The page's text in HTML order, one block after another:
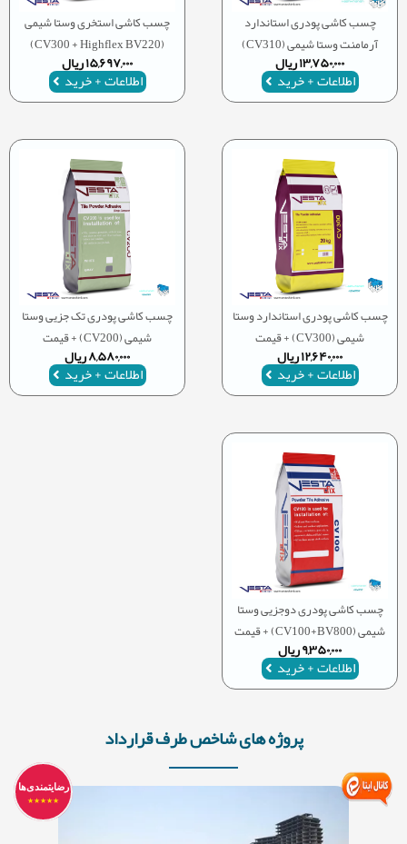
چسب کاشی پودری استاندارد
آرمامنت وستا شیمی (CV310)
۱۳,۷۵۰,۰۰۰ریال
اطلاعات + خرید
چسب کاشی استخری وستا شیمی
(CV300 + Highflex BV220)
۱۵,۶۹۷,۰۰۰ریال
اطلاعات + خرید
چسب کاشی پودری استاندارد وستا
شیمی (CV300) + قیمت
۱۲,۶۴۰,۰۰۰ریال
اطلاعات + خرید
چسب کاشی پودری تک جزیی وستا
شیمی (CV200) + قیمت
۸,۵۸۰,۰۰۰ریال
اطلاعات + خرید
چسب کاشی پودری دوجزیی وستا
شیمی (CV100+BV800) + قیمت
۹,۳۵۰,۰۰۰ریال
اطلاعات + خرید
پروژه های شاخص طرف قرارداد
رضایتمندی‌ها
★★★★★